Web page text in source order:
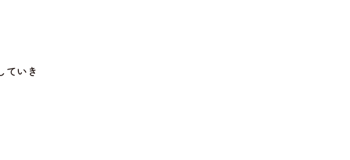
ていき